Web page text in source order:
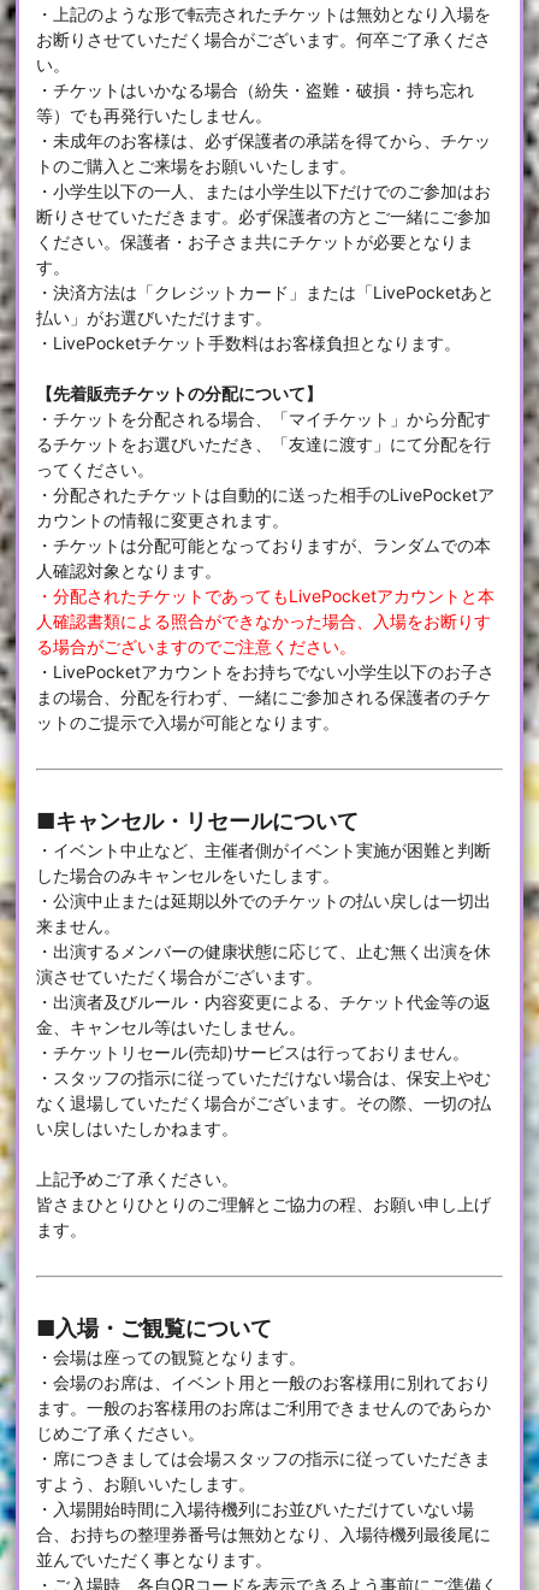
・上記のような形で転売されたチケットは無効となり入場を
お断りさせていただく場合がございます。何卒ご了承くださ
い。
・チケットはいかなる場合（紛失・盗難・破損・持ち忘れ
等）でも再発行いたしません。
・未成年のお客様は、必ず保護者の承諾を得てから、チケッ
トのご購入とご来場をお願いいたします。
・小学生以下の一人、または小学生以下だけでのご参加はお
断りさせていただきます。必ず保護者の方とご一緒にご参加
ください。保護者・お子さま共にチケットが必要となりま
す。
・決済方法は「クレジットカード」または「LivePocketあと
払い」がお選びいただけます。
・LivePocketチケット手数料はお客様負担となります。
【先着販売チケットの分配について】
・チケットを分配される場合、「マイチケット」から分配す
るチケットをお選びいただき、「友達に渡す」にて分配を行
ってください。
・分配されたチケットは自動的に送った相手のLivePocketア
カウントの情報に変更されます。
・チケットは分配可能となっておりますが、ランダムでの本
人確認対象となります。
・分配されたチケットであってもLivePocketアカウントと本
人確認書類による照合ができなかった場合、入場をお断りす
る場合がございますのでご注意ください。
・LivePocketアカウントをお持ちでない小学生以下のお子さ
まの場合、分配を行わず、一緒にご参加される保護者のチケ
ットのご提示で入場が可能となります。
■キャンセル・リセールについて
・イベント中止など、主催者側がイベント実施が困難と判断
した場合のみキャンセルをいたします。
・公演中止または延期以外でのチケットの払い戻しは一切出
来ません。
・出演するメンバーの健康状態に応じて、止む無く出演を休
演させていただく場合がございます。
・出演者及びルール・内容変更による、チケット代金等の返
金、キャンセル等はいたしません。
・チケットリセール(売却)サービスは行っておりません。
・スタッフの指示に従っていただけない場合は、保安上やむ
なく退場していただく場合がございます。その際、一切の払
い戻しはいたしかねます。
上記予めご了承ください。
皆さまひとりひとりのご理解とご協力の程、お願い申し上げ
ます。
■入場・ご観覧について
・会場は座っての観覧となります。
・会場のお席は、イベント用と一般のお客様用に別れており
ます。一般のお客様用のお席はご利用できませんのであらか
じめご了承ください。
・席につきましては会場スタッフの指示に従っていただきま
すよう、お願いいたします。
・入場開始時間に入場待機列にお並びいただけていない場
合、お持ちの整理券番号は無効となり、入場待機列最後尾に
並んでいただく事となります。
・ご入場時、各自QRコードを表示できるよう事前にご準備く